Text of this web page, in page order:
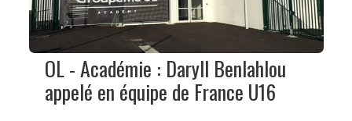
OL - Académie : Daryll Benlahlou
appelé en équipe de France U16